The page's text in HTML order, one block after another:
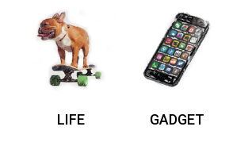
LIFE GADGET